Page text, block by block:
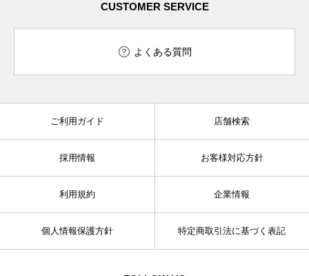
CUSTOMER SERVICE
よくある質問
ご利用ガイド 店舗検索
採用情報 お客様対応方針
利用規約 企業情報
個人情報保護方針 特定商取引法に基づく表記